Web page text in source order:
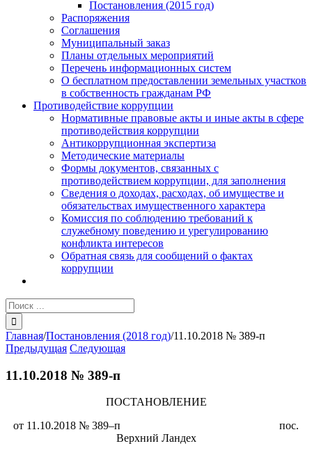
Постановления (2015 год)
Распоряжения
Соглашения
Муниципальный заказ
Планы отдельных мероприятий
Перечень информационных систем
О бесплатном предоставлении земельных участков
в собственность гражданам РФ
Противодействие коррупции
Нормативные правовые акты и иные акты в сфере
противодействия коррупции
Антикоррупционная экспертиза
Методические материалы
Формы документов, связанных с
противодействием коррупции, для заполнения
Сведения о доходах, расходах, об имуществе и
обязательствах имущественного характера
Комиссия по соблюдению требований к
служебному поведению и урегулированию
конфликта интересов
Обратная связь для сообщений о фактах
коррупции
Результат
поиска:
Главная/Постановления (2018 год)/11.10.2018 № 389-п
Предыдущая Следующая
11.10.2018 № 389-п
ПОСТАНОВЛЕНИЕ
от 11.10.2018 № 389–п пос.
Верхний Ландех